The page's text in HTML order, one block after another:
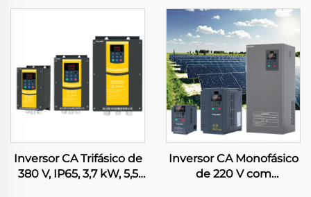
Inversor CA Trifásico de
380 V, IP65, 3,7 kW, 5,5
Inversor CA Monofásico
de 220 V com